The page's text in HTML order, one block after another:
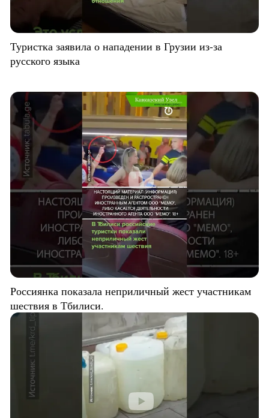
Туристка заявила о нападении в Грузии из-за
русского языка
Россиянка показала неприличный жест участникам
шествия в Тбилиси.